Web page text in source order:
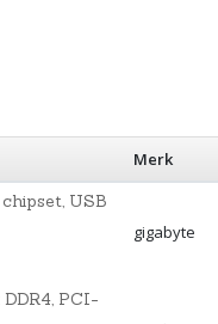
Merk
USB
gigabyte
PCI-